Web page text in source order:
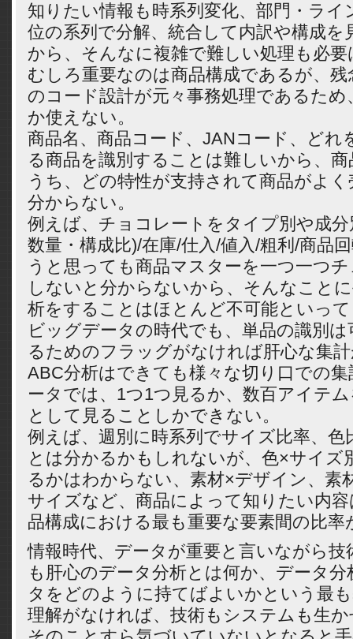
知りたい情報も時系列変化、部門・ラ
位の系列で分解、統合して内訳や構成を
から、そんなに複雑で難しい処理も必
むしろ重要なのは商品構成であるが、
のコード設計が元々事務処理であるため
か使えない。
商品名、商品コード、JANコード、どれ
る商品を識別することは難しいから、
うち、どの特性が支持されて商品がよ
分からない。
例えば、チョコレートをタイプ別や成
数量・構成比)/在庫/仕入/値入/粗利/商品
うと思っても商品マスターを一つ一つ
しないと分からないから、そんなこと
析をすることはほとんど不可能といっ
ビッグデータの時代でも、単品の識別
るためのフラッグがなければ肝心な集
ABC分析はできても様々な切り口での
ータでは、1つ1つ見るか、数百アイテ
として見ることしかできない。
例えば、週別に時系列でサイズ比率、色
とは分かるかもしれないが、色×サイズ
るかはわからない、素材×デザイン、素
サイズなど、商品によって知りたい内
品構成における最も重要な要素間の比率
情報時代、データが重要と言いながら
も肝心のデータ分析とは何か、データ
タをどのように持てばよいかという最
理解がなければ、技術もシステムも生